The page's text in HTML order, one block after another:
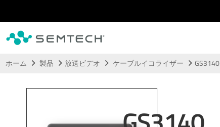
メインコンテンツにスキップ
ホーム 製品 放送ビデオ ケーブルイコライザー GS3140